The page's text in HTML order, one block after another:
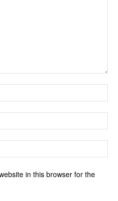
in this browser for the